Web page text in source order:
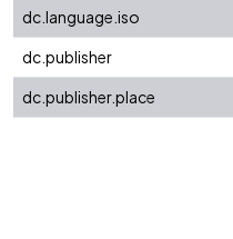
dc.language.iso
dc.publisher
dc.publisher.place